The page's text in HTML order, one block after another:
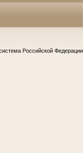
Российской